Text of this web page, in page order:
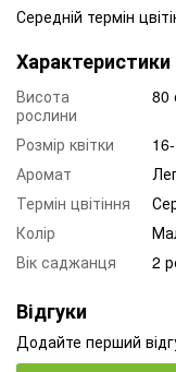
Середній термін
Характеристики
Висота
рослини
80
Розмір квітки
Аромат
Термін цвітіння
Колір
Вік саджанця
2
Відгуки
Додайте перший